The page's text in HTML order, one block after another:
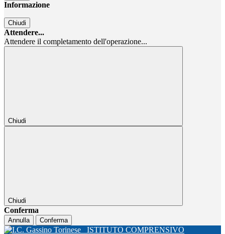
Informazione
Chiudi
Attendere...
Attendere il completamento dell'operazione...
Chiudi
Chiudi
Conferma
Annulla Conferma
ISTITUTO COMPRENSIVO